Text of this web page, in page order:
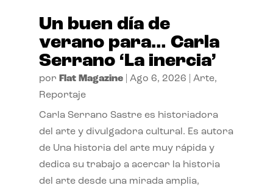
Un buen día de
verano para… Carla
Serrano ‘La inercia’
por Flat Magazine| Ago 6, 2026 Arte,
Reportaje
Carla Serrano Sastre es historiadora
del arte y divulgadora cultural. Es autora
de Una historia del arte muy rápida y
dedica su trabajo a acercar la historia
del arte desde una mirada amplia,